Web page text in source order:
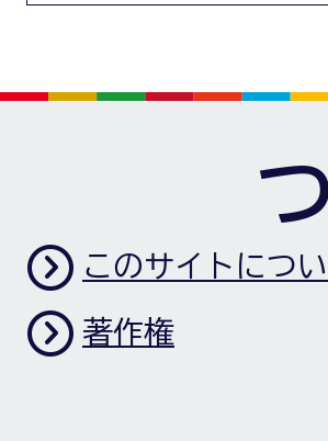
このサイトにつ
著作権